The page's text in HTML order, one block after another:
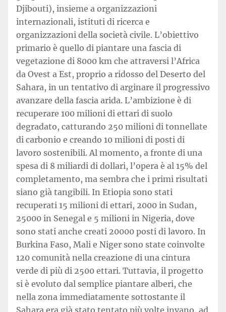
Djibouti), insieme a organizzazioni
internazionali, istituti di ricerca e
organizzazioni della società civile. L’obiettivo
primario è quello di piantare una fascia di
vegetazione di 8000 km che attraversi l’Africa
da Ovest a Est, proprio a ridosso del Deserto del
Sahara, in un tentativo di arginare il progressivo
avanzare della fascia arida. L’ambizione è di
recuperare 100 milioni di ettari di suolo
degradato, catturando 250 milioni di tonnellate
di carbonio e creando 10 milioni di posti di
lavoro sostenibili. Al momento, a fronte di una
spesa di 8 miliardi di dollari, l’opera è al 15% del
completamento, ma sembra che i primi risultati
siano già tangibili. In Etiopia sono stati
recuperati 15 milioni di ettari, 2000 in Sudan,
25000 in Senegal e 5 milioni in Nigeria, dove
sono stati anche creati 20000 posti di lavoro. In
Burkina Faso, Mali e Niger sono state coinvolte
120 comunità nella creazione di una cintura
verde di più di 2500 ettari. Tuttavia, il progetto
si è evoluto dal semplice piantare alberi, che
nella zona immediatamente sottostante il
Sahara era già stato tentato più volte invano, ad